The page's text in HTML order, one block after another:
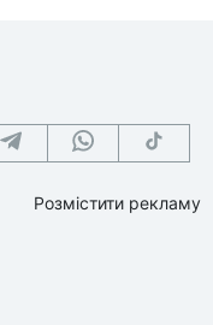
Розмістити рекламу